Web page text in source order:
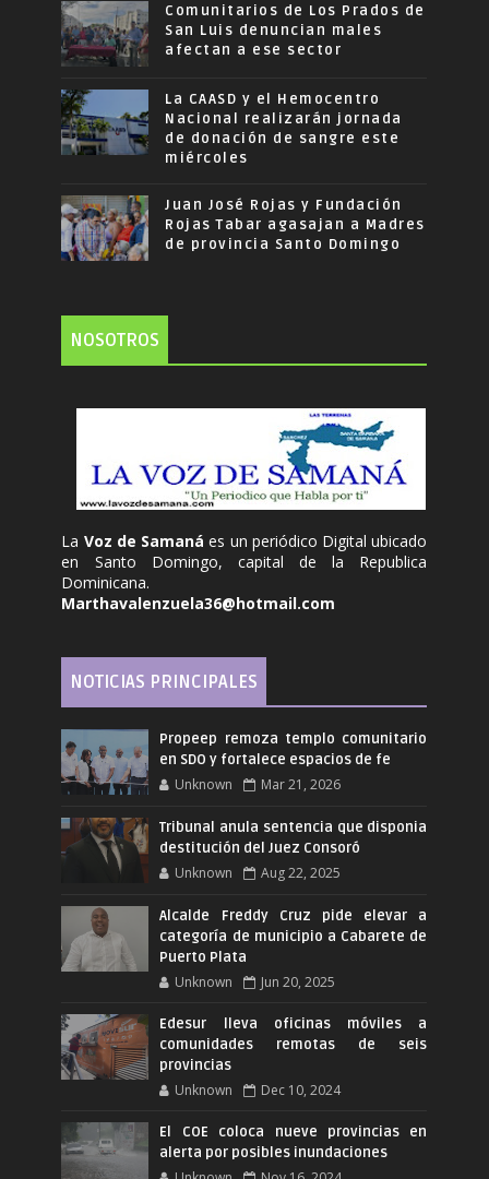
Comunitarios de Los Prados de
San Luis denuncian males
afectan a ese sector
La CAASD y el Hemocentro
Nacional realizarán jornada
de donación de sangre este
miércoles
Juan José Rojas y Fundación
Rojas Tabar agasajan a Madres
de provincia Santo Domingo
NOSOTROS
La Voz de Samanáes un periódico Digital ubicado
en Santo Domingo, capital de la Republica
Dominicana.
Marthavalenzuela36@hotmail.com
NOTICIAS PRINCIPALES
Propeep remoza templo comunitario
en SDO y fortalece espacios de fe
Unknown Mar 21, 2026
Tribunal anula sentencia que disponia
destitución del Juez Consoró
Unknown Aug 22, 2025
Alcalde Freddy Cruz pide elevar a
categoría de municipio a Cabarete de
Puerto Plata
Unknown Jun 20, 2025
Edesur lleva oficinas móviles a
comunidades remotas de seis
provincias
Unknown Dec 10, 2024
El COE coloca nueve provincias en
alerta por posibles inundaciones